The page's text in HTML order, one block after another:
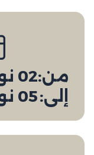
من:02 نوفمبر 2026
إلى:05 نوفمبر 2026